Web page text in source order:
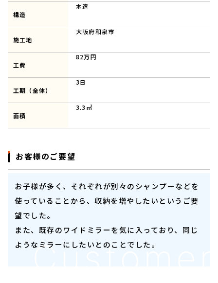
構造
木造
施工地
大阪府和泉市
工費
82万円
工期（全体）
3日
面積
3.3㎡
お客様のご要望
お子様が多く、それぞれが別々のシャンプーなどを
使っていることから、収納を増やしたいというご要
望でした。
また、既存のワイドミラーを気に入っており、同じ
ようなミラーにしたいとのことでした。